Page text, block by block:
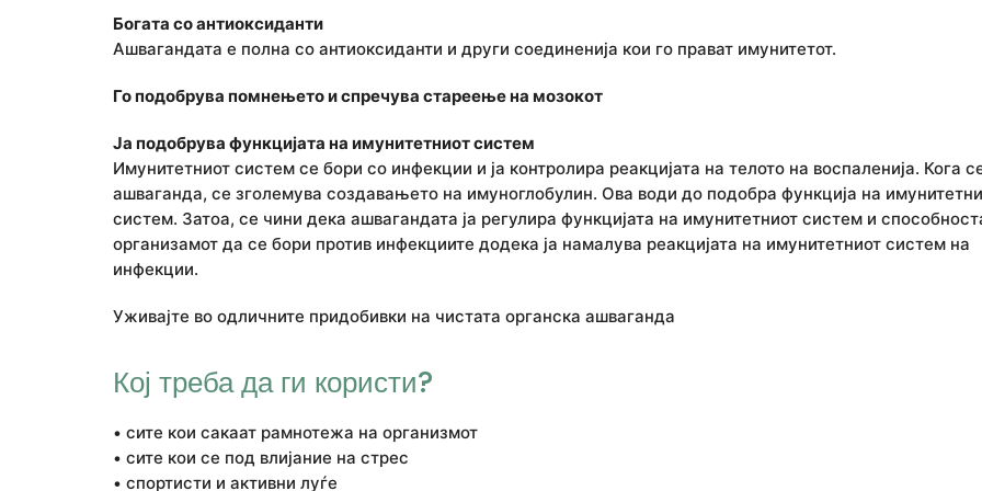
Богата со антиоксиданти
Ашвагандата е полна со антиоксиданти и други соединенија кои го прават имунитетот.
Го подобрува помнењето и спречува стареење на мозокот
Ја подобрува функцијата на имунитетниот систем
Имунитетниот систем се бори со инфекции и ја контролира реакцијата на телото на воспаленија. Кога
ашваганда, се зголемува создавањето на имуноглобулин. Ова води до подобра функција на
систем. Затоа, се чини дека ашвагандата ја регулира функцијата на имунитетниот систем и
организамот да се бори против инфекциите додека ја намалува реакцијата на имунитетниот систем на
инфекции.
Уживајте во одличните придобивки на чистата органска ашваганда
Кој треба да ги користи?
• сите кои сакаат рамнотежа на организмот
• сите кои се под влијание на стрес
• спортисти и активни луѓе